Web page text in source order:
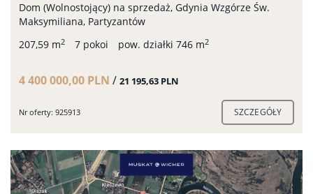
Dom (Wolnostojący) na sprzedaż, Gdynia Wzgórze Św.
Maksymiliana, Partyzantów
207,59 m2 7 pokoi pow. działki 746 m2
4 400 000,00 PLN / 21 195,63 PLN
Nr oferty: 925913 SZCZEGÓŁY